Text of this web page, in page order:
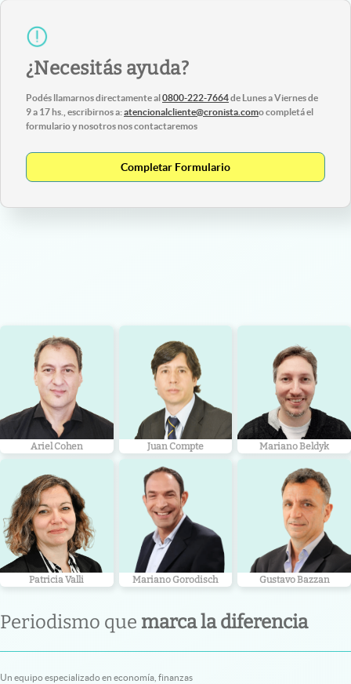
¿Necesitás ayuda?
Podés llamarnos directamente al 0800-222-7664de Lunes a Viernes de
9 a 17 hs., escribirnos a:atencionalcliente@cronista.como completá el
formulario y nosotros nos contactaremos
Completar Formulario
Ariel Cohen Juan Compte Mariano Beldyk
Patricia Valli Mariano Gorodisch Gustavo Bazzan
Periodismo que marca la diferencia
Un equipo especializado en economía, finanzas